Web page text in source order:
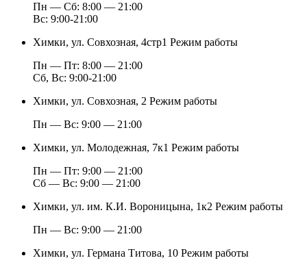
Пн — Сб: 8:00 — 21:00
Вс: 9:00-21:00
Химки, ул. Совхозная, 4стр1 Режим работы
Пн — Пт: 8:00 — 21:00
Сб, Вс: 9:00-21:00
Химки, ул. Совхозная, 2 Режим работы
Пн — Вс: 9:00 — 21:00
Химки, ул. Молодежная, 7к1 Режим работы
Пн — Пт: 9:00 — 21:00
Cб — Вс: 9:00 — 21:00
Химки, ул. им. К.И. Вороницына, 1к2 Режим работы
Пн — Вс: 9:00 — 21:00
Химки, ул. Германа Титова, 10 Режим работы